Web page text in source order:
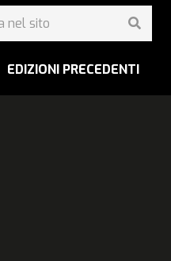
EDIZIONI PRECEDENTI